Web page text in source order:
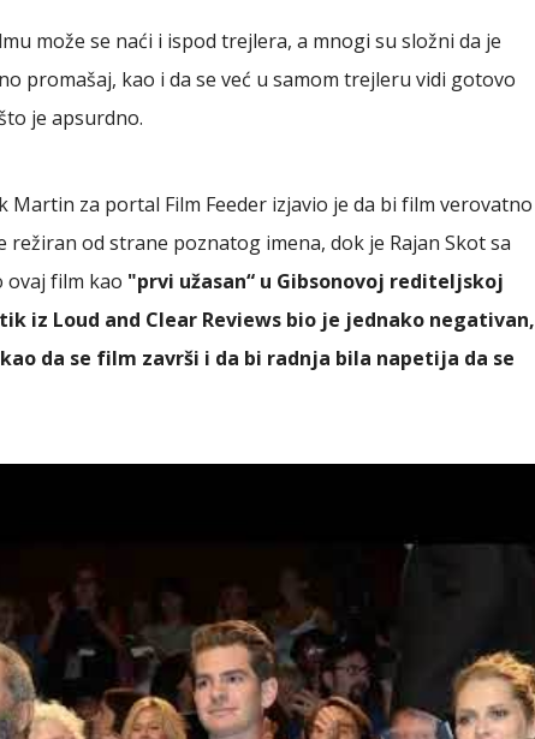
može se naći i ispod trejlera, a mnogi su složni da je
promašaj, kao i da se već u samom trejleru vidi gotovo
je apsurdno.
Martin za portal Film Feeder izjavio je da bi film verovatno
režiran od strane poznatog imena, dok je Rajan Skot sa
ovaj film kao "prvi užasan“ u Gibsonovoj rediteljskoj
iz Loud and Clear Reviews bio je jednako negativan,
da se film završi i da bi radnja bila napetija da se